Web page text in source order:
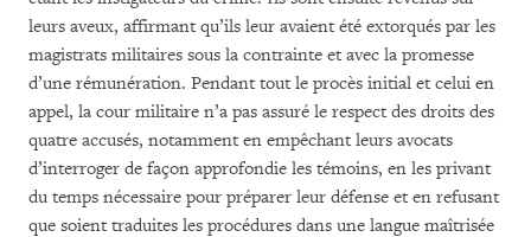
leurs aveux, affirmant qu’ils leur avaient été extorqués par les
magistrats militaires sous la contrainte et avec la promesse
d’une rémunération. Pendant tout le procès initial et celui en
appel, la cour militaire n’a pas assuré le respect des droits des
quatre accusés, notamment en empêchant leurs avocats
d’interroger de façon approfondie les témoins, en les privant
du temps nécessaire pour préparer leur défense et en refusant
que soient traduites les procédures dans une langue maîtrisée